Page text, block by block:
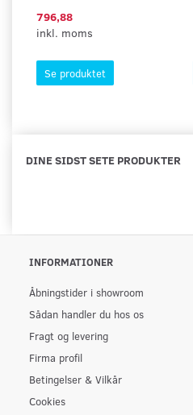
796,88
inkl. moms
Se produktet
DINE SIDST SETE PRODUKTER
INFORMATIONER
Åbningstider i showroom
Sådan handler du hos os
Fragt og levering
Firma profil
Betingelser & Vilkår
Cookies